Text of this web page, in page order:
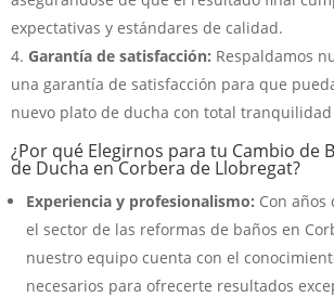
expectativas y estándares de calidad.
Garantía de satisfacción: Respaldamos
una garantía de satisfacción para que
nuevo plato de ducha con total tranquilidad
¿Por qué Elegirnos para tu Cambio de
de Ducha en Corbera de Llobregat?
Experiencia y profesionalismo: Con años
el sector de las reformas de baños en
nuestro equipo cuenta con el
necesarios para ofrecerte resultados